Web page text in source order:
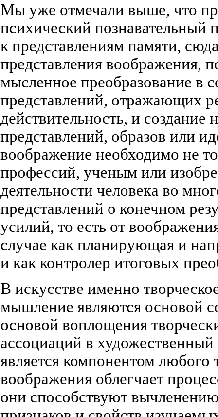
Мы уже отмечали выше, что
психический познавательный
к представлениям памяти,
представления воображения,
мысленное преобразование в
представлений, отражающих
действительность, и создание
представлений, образов или
воображение необходимо не
профессий, ученым или
деятельности человека во
представлений о конечном
усилий, то есть от
случае как планирующая и
и как контролер итоговых
В искусстве именно
мышление являются основой
основой воплощения
ассоциаций в
является компонентом любого
воображения облегчает
они способствуют